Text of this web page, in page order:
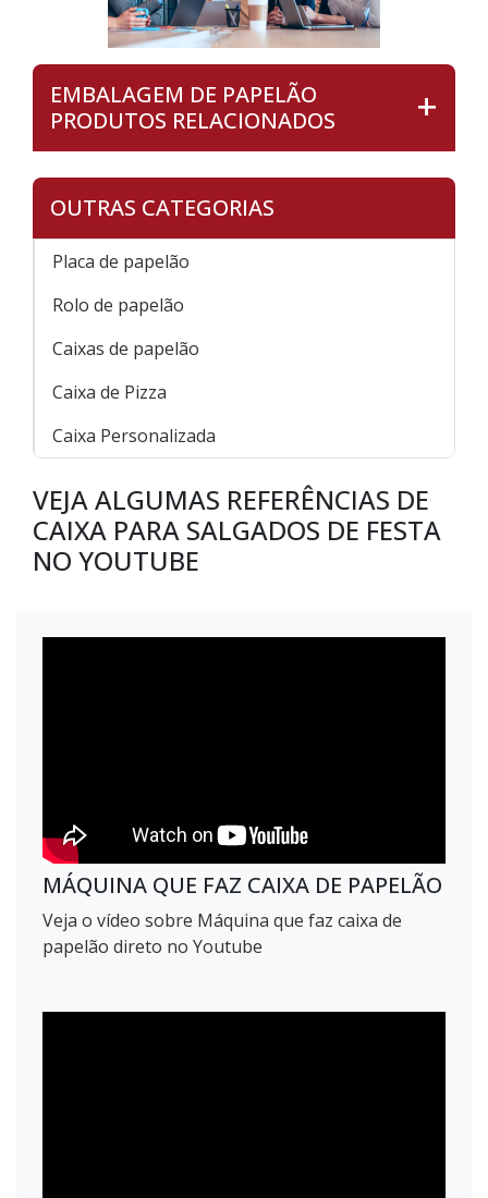
EMBALAGEM DE PAPELÃO
PRODUTOS RELACIONADOS
OUTRAS CATEGORIAS
Placa de papelão
Rolo de papelão
Caixas de papelão
Caixa de Pizza
Caixa Personalizada
VEJA ALGUMAS REFERÊNCIAS DE
CAIXA PARA SALGADOS DE FESTA
NO YOUTUBE
MÁQUINA QUE FAZ CAIXA DE PAPELÃO
Veja o vídeo sobre Máquina que faz caixa de
papelão direto no Youtube